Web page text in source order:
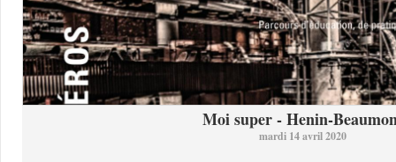
Moi super - Henin-
mardi 14 avril 2020